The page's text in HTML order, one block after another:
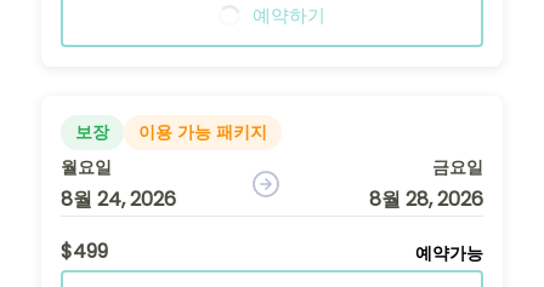
예약하기
보장
이용 가능 패키지
월요일
8월 24, 2026
금요일
8월 28, 2026
$499
예약가능